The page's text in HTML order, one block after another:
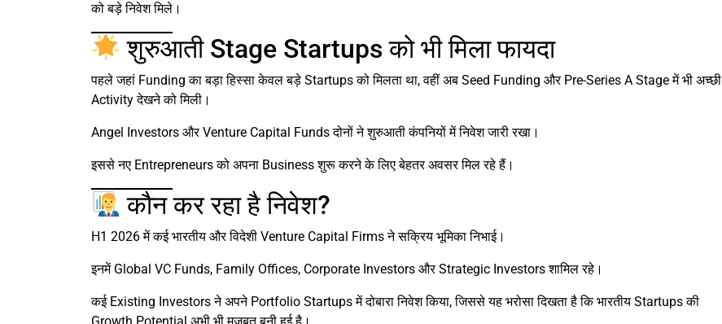
को बड़े निवेश मिले।
शुरुआती Stage Startups को भी मिला फायदा
पहले जहां Funding का बड़ा हिस्सा केवल बड़े Startups को मिलता था, वहीं अब Seed Funding और Pre-Series A Stage में भी अच्छी
Activity देखने को मिली।
Angel Investors और Venture Capital Funds दोनों ने शुरुआती कंपनियों में निवेश जारी रखा।
इससे नए Entrepreneurs को अपना Business शुरू करने के लिए बेहतर अवसर मिल रहे हैं।
कौन कर रहा है निवेश?
H1 2026 में कई भारतीय और विदेशी Venture Capital Firms ने सक्रिय भूमिका निभाई।
इनमें Global VC Funds, Family Offices, Corporate Investors और Strategic Investors शामिल रहे।
कई Existing Investors ने अपने Portfolio Startups में दोबारा निवेश किया, जिससे यह भरोसा दिखता है कि भारतीय Startups की